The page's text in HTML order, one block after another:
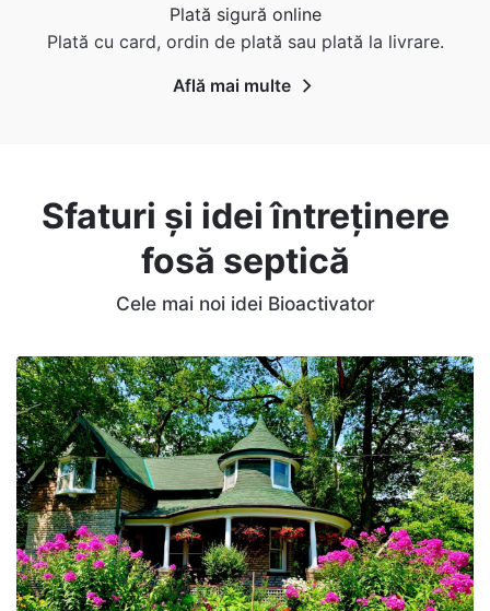
Plată sigură online
Plată cu card, ordin de plată sau plată la livrare.
Află mai multe
Sfaturi și idei întreținere
fosă septică
Cele mai noi idei Bioactivator